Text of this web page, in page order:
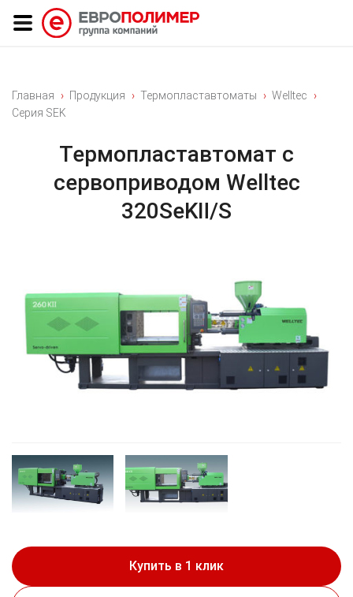
Главная Продукция Термопластавтоматы
Welltec
Серия SEK
Термопластавтомат с
сервоприводом Welltec
320SeKⅡ/S
Купить в 1 клик